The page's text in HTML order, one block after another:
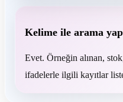
Kelime ile arama
Evet. Örneğin alınan,
ifadelerle ilgili kayıtlar